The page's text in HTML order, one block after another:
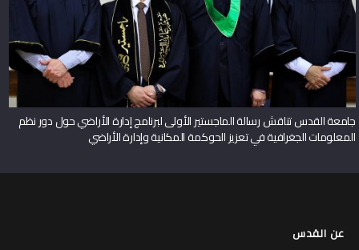
جامعة القدس تناقش رسالة الماجستير الأولى لبرنامج إدارة الأراضي حول دور نظم
المعلومات الجغرافية في تعزيز الحوكمة المكانية وإدارة الأراضي
عن القدس